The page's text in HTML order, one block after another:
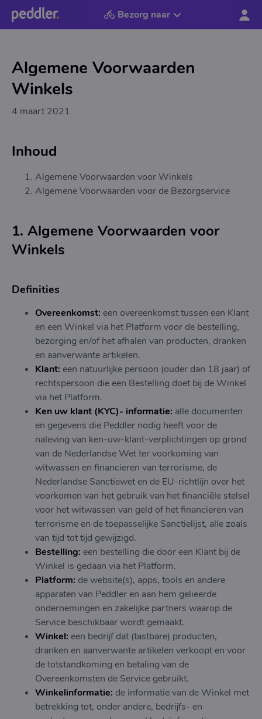
Bezorg naar
Algemene Voorwaarden
Winkels
4 maart 2021
Inhoud
Algemene Voorwaarden voor Winkels
Algemene Voorwaarden voor de Bezorgservice
1. Algemene Voorwaarden voor
Winkels
Definities
Overeenkomst: een overeenkomst tussen een Klant
en een Winkel via het Platform voor de bestelling,
bezorging en/of het afhalen van producten, dranken
en aanverwante artikelen.
Klant: een natuurlijke persoon (ouder dan 18 jaar) of
rechtspersoon die een Bestelling doet bij de Winkel
via het Platform.
Ken uw klant (KYC)- informatie: alle documenten
en gegevens die Peddler nodig heeft voor de
naleving van ken-uw-klant-verplichtingen op grond
van de Nederlandse Wet ter voorkoming van
witwassen en financieren van terrorisme, de
Nederlandse Sanctiewet en de EU-richtlijn over het
voorkomen van het gebruik van het financiële stelsel
voor het witwassen van geld of het financieren van
terrorisme en de toepasselijke Sanctielijst, alle zoals
van tijd tot tijd gewijzigd.
Bestelling: een bestelling die door een Klant bij de
Winkel is gedaan via het Platform.
Platform: de website(s), apps, tools en andere
apparaten van Peddler en aan hem gelieerde
ondernemingen en zakelijke partners waarop de
Service beschikbaar wordt gemaakt.
Winkel: een bedrijf dat (tastbare) producten,
dranken en aanverwante artikelen verkoopt en voor
de totstandkoming en betaling van de
Overeenkomsten de Service gebruikt.
Winkelinformatie: de informatie van de Winkel met
betrekking tot, onder andere, bedrijfs- en